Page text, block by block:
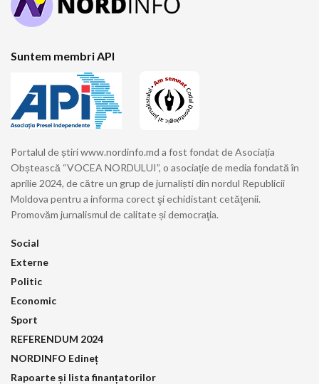
Suntem membri API
Portalul de știri www.nordinfo.md a fost fondat de Asociația
Obștească “VOCEA NORDULUI”, o asociație de media fondată în
aprilie 2024, de către un grup de jurnaliști din nordul Republicii
Moldova pentru a informa corect şi echidistant cetăţenii.
Promovăm jurnalismul de calitate și democraţia.
Social
Externe
Politic
Economic
Sport
REFERENDUM 2024
NORDINFO Edineț
Rapoarte și lista finanțatorilor